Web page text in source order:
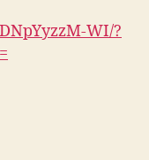
WI/?